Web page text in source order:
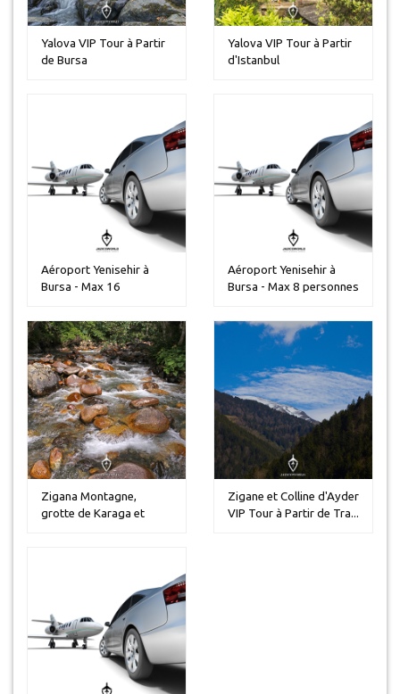
Yalova VIP Tour à Partir
de Bursa
Yalova VIP Tour à Partir
d'Istanbul
Aéroport Yenisehir à
Bursa - Max 16
Aéroport Yenisehir à
Bursa - Max 8 personnes
Zigana Montagne,
grotte de Karaga et
Zigane et Colline d'Ayder
VIP Tour à Partir de Tra...